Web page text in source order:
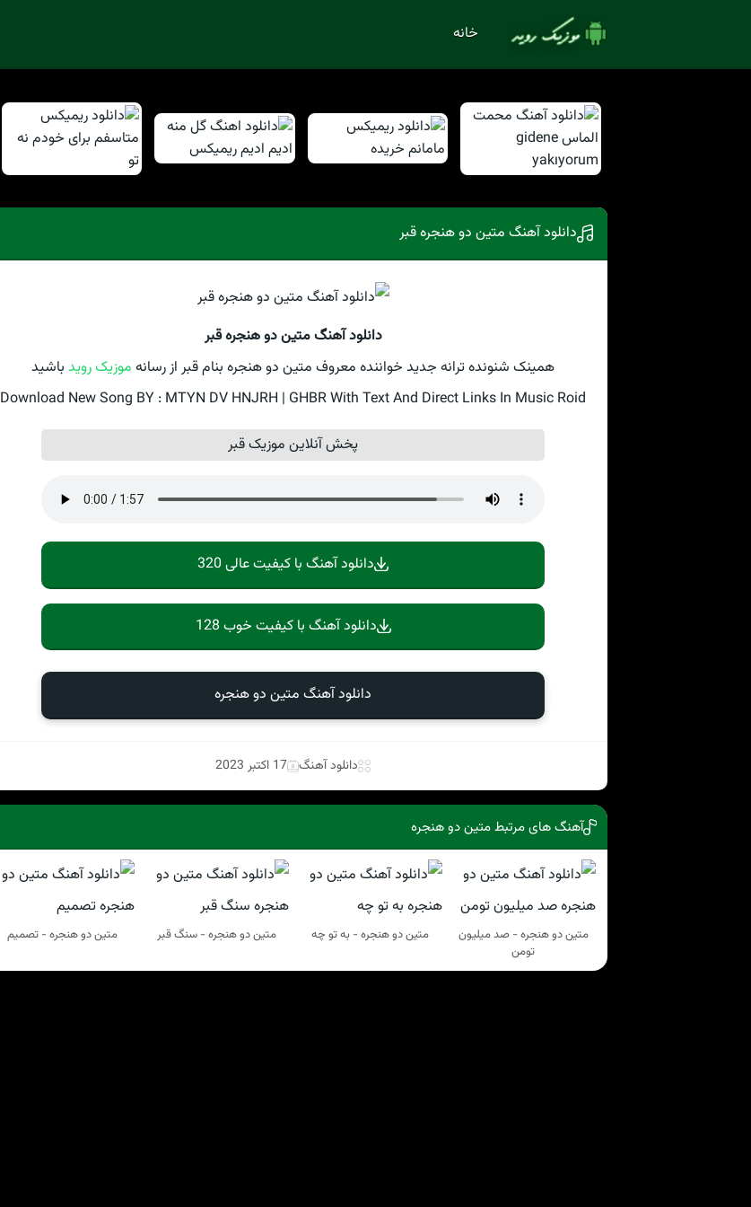
خانه
دانلود آهنگ متین دو هنجره قبر
دانلود آهنگ متین دو هنجره قبر
همینک شنونده ترانه جدید خواننده معروف متین دو هنجره بنام قبر از رسانه موزیک رویدباشید
Download New Song BY : MTYN DV HNJRH | GHBR With Text And Direct Links In Music Roid
پخش آنلاین موزیک قبر
دانلود آهنگ با کیفیت عالی 320
دانلود آهنگ با کیفیت خوب 128
دانلود آهنگ متین دو هنجره
دانلود آهنگ 17 اکتبر 2023
آهنگ های مرتبط متین دو هنجره
متین دو هنجره - صد میلیون
تومن
متین دو هنجره - به تو چه متین دو هنجره - سنگ قبر متین دو هنجره - تصمیم